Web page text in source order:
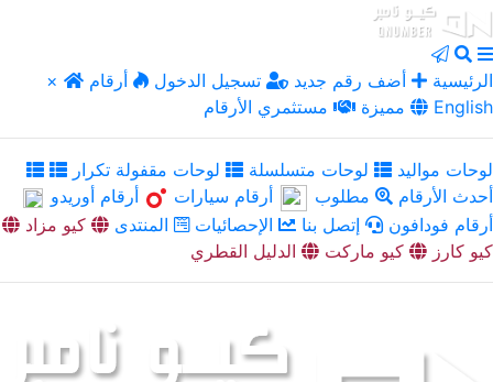
× الرئيسية أضف رقم جديد تسجيل الدخول
أرقام
مميزة
مستثمري الأرقام English
لوحات مواليد لوحات متسلسلة
لوحات مقفولة تكرار
أحدث الأرقام
مطلوب أرقام سيارات
أرقام أوريدو
أرقام فودافون
إتصل بنا الإحصائيات المنتدى
كيو مزاد
كيو كارز
كيو ماركت الدليل القطري